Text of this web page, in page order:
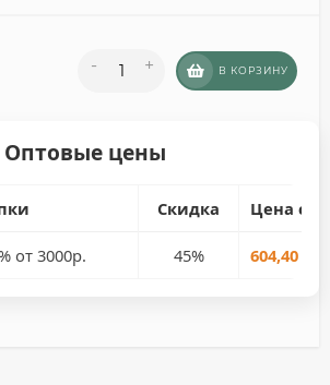
- + В КОРЗИНУ
Оптовые цены
Скидка Цена со
от 3000р. 45% 604,40